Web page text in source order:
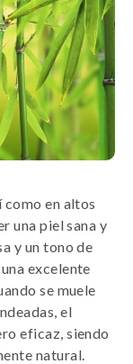
como en altos
una piel sana y
y un tono de
excelente
se muele
el
eficaz, siendo
natural.